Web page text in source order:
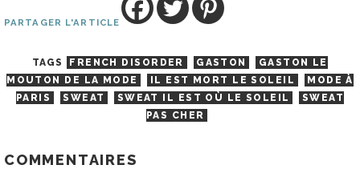
PARTAGER L'ARTICLE
TAGS FRENCH DISORDER GASTON
GASTON LE
MOUTON DE LA MODE
IL EST MORT LE SOLEIL
MODE À
PARIS
SWEAT SWEAT IL EST OÙ LE SOLEIL
SWEAT
PAS CHER
COMMENTAIRES